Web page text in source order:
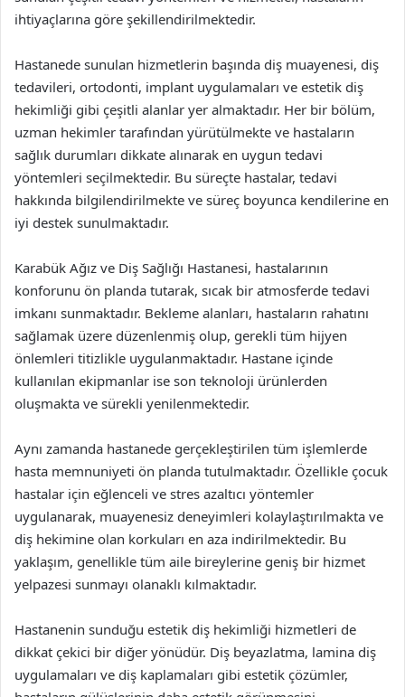
ihtiyaçlarına göre şekillendirilmektedir.
Hastanede sunulan hizmetlerin başında diş muayenesi, diş
tedavileri, ortodonti, implant uygulamaları ve estetik diş
hekimliği gibi çeşitli alanlar yer almaktadır. Her bir bölüm,
uzman hekimler tarafından yürütülmekte ve hastaların
sağlık durumları dikkate alınarak en uygun tedavi
yöntemleri seçilmektedir. Bu süreçte hastalar, tedavi
hakkında bilgilendirilmekte ve süreç boyunca kendilerine en
iyi destek sunulmaktadır.
Karabük Ağız ve Diş Sağlığı Hastanesi, hastalarının
konforunu ön planda tutarak, sıcak bir atmosferde tedavi
imkanı sunmaktadır. Bekleme alanları, hastaların rahatını
sağlamak üzere düzenlenmiş olup, gerekli tüm hijyen
önlemleri titizlikle uygulanmaktadır. Hastane içinde
kullanılan ekipmanlar ise son teknoloji ürünlerden
oluşmakta ve sürekli yenilenmektedir.
Aynı zamanda hastanede gerçekleştirilen tüm işlemlerde
hasta memnuniyeti ön planda tutulmaktadır. Özellikle çocuk
hastalar için eğlenceli ve stres azaltıcı yöntemler
uygulanarak, muayenesiz deneyimleri kolaylaştırılmakta ve
diş hekimine olan korkuları en aza indirilmektedir. Bu
yaklaşım, genellikle tüm aile bireylerine geniş bir hizmet
yelpazesi sunmayı olanaklı kılmaktadır.
Hastanenin sunduğu estetik diş hekimliği hizmetleri de
dikkat çekici bir diğer yönüdür. Diş beyazlatma, lamina diş
uygulamaları ve diş kaplamaları gibi estetik çözümler,